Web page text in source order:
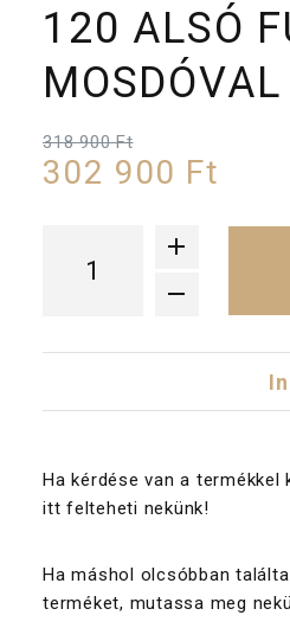
120 ALSÓ
MOSDÓVAL
318 900 Ft
302 900 Ft
Ha kérdése van a termékkel
itt felteheti nekünk!
Ha máshol olcsóbban
terméket, mutassa meg